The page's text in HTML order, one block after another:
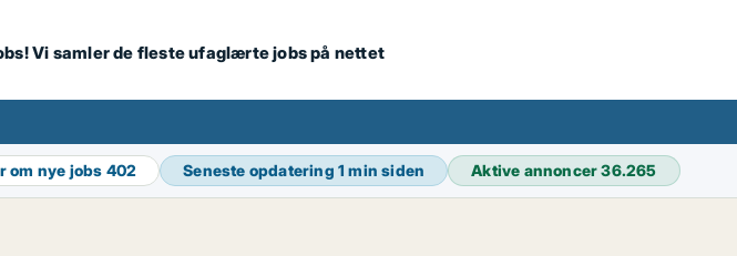
Vi samler de fleste ufaglærte jobs på nettet
om nye jobs 402 Seneste opdatering1 min siden Aktive annoncer36.265